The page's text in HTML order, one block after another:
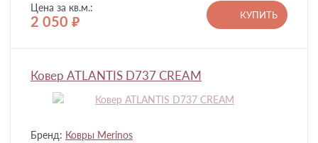
Цена за кв.м.:
2 050 руб.
КУПИТЬ
Ковер ATLANTIS D737 CREAM
Бренд: Ковры Merinos